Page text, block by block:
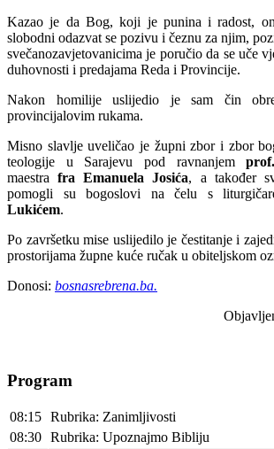
Kazao je da Bog, koji je punina i radost,
slobodni odazvat se pozivu i čeznu za njim,
svečanozavjetovanicima je poručio da se uče
duhovnosti i predajama Reda i Provincije.
Nakon homilije uslijedio je sam čin
provincijalovim rukama.
Misno slavlje uveličao je župni zbor i zbor
teologije u Sarajevu pod ravnanjem
maestrafra Emanuela Josića, a također
pomogli su bogoslovi na čelu s
Lukićem.
Po završetku mise uslijedilo je čestitanje i
prostorijama župne kuće ručak u obiteljskom
Donosi: bosnasrebrena.ba.
Program
08:15 Rubrika: Zanimljivosti
08:30 Rubrika: Upoznajmo Bibliju